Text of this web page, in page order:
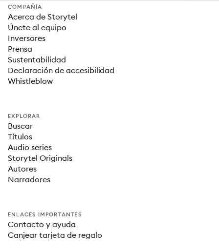
COMPAÑÍA
Acerca de Storytel
Únete al equipo
Inversores
Prensa
Sustentabilidad
Declaración de accesibilidad
Whistleblow
EXPLORAR
Buscar
Títulos
Audio series
Storytel Originals
Autores
Narradores
ENLACES IMPORTANTES
Contacto y ayuda
Canjear tarjeta de regalo